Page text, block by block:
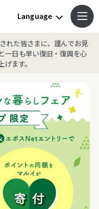
Language
れた皆さまに、謹んでお見
一日も早い復旧・復興を心
ます。